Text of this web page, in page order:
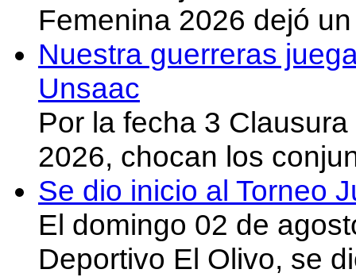
Femenina 2026 dejó
Nuestra guerreras
Unsaac
Por la fecha 3
2026, chocan los
Se dio inicio al Torneo
El domingo 02 de
Deportivo El Olivo, se